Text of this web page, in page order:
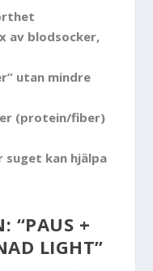
av blodsocker,
utan mindre
(protein/fiber)
suget kan hjälpa
“PAUS +
LIGHT”